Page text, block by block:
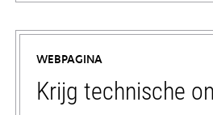
WEBPAGINA
Krijg technische